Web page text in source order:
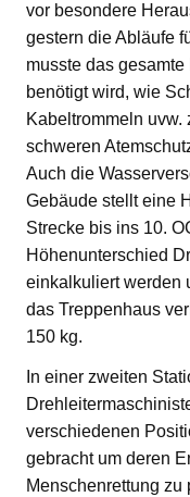
vor besondere
gestern die Abläufe
musste das
benötigt wird, wie
Kabeltrommeln uvw.
schweren
Auch die
Gebäude stellt eine
Strecke bis ins 10.
Höhenunterschied
einkalkuliert werden
das Treppenhaus
150 kg.
In einer zweiten
verschiedenen
gebracht um deren
Menschenrettung zu